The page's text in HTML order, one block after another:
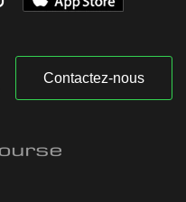
Contactez-nous